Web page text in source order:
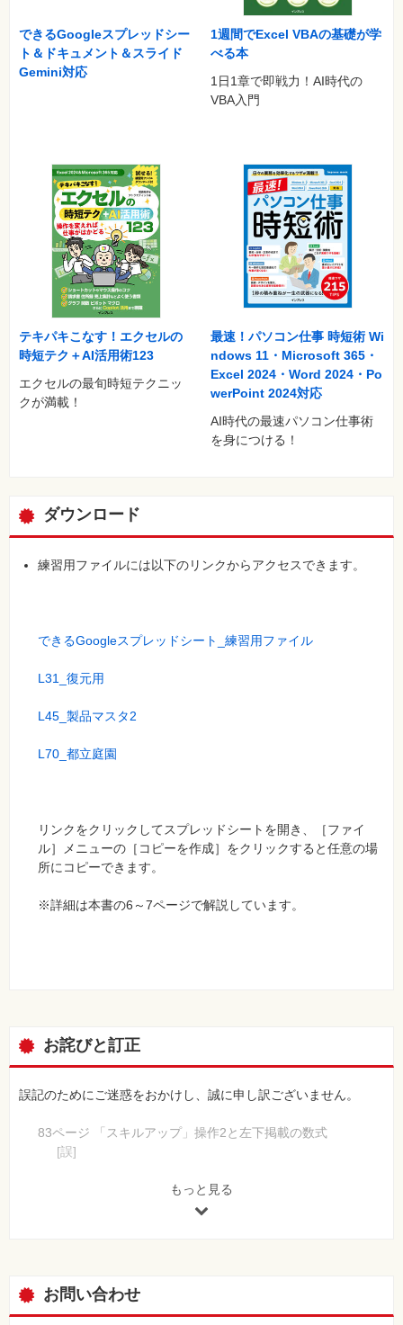
できるGoogleスプレッドシー
ト＆ドキュメント＆スライド
Gemini対応
1週間でExcel VBAの基礎が学
べる本
1日1章で即戦力！AI時代の
VBA入門
テキパキこなす！エクセルの
時短テク＋AI活用術123
エクセルの最旬時短テクニッ
クが満載！
最速！パソコン仕事 時短術 Wi
ndows 11・Microsoft 365・
Excel 2024・Word 2024・Po
werPoint 2024対応
AI時代の最速パソコン仕事術
を身につける！
ダウンロード
練習用ファイルには以下のリンクからアクセスできます。
できるGoogleスプレッドシート_練習用ファイル
L31_復元用
L45_製品マスタ2
L70_都立庭園
リンクをクリックしてスプレッドシートを開き、［ファイ
ル］メニューの［コピーを作成］をクリックすると任意の場
所にコピーできます。
※詳細は本書の6～7ページで解説しています。
お詫びと訂正
誤記のためにご迷惑をおかけし、誠に申し訳ございません。
83ページ 「スキルアップ」操作2と左下掲載の数式
[誤]
=AND($C2>=TODAY(), $C2<=TODAY()+7)
て、AND関数で条件に指定します。「以下」は比較演算
子の「<=」を使います。
もっと見る
お問い合わせ